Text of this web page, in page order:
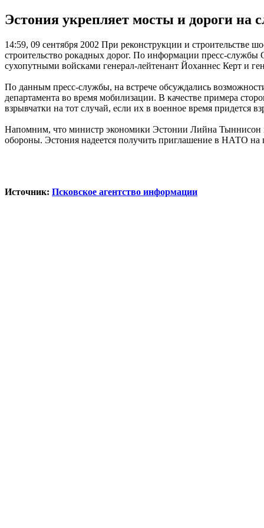
Эстония укрепляет мосты и дороги на
14:59, 09 сентября 2002 При реконструкции и строительстве
строительство рокадных дорог. По информации пресс-
сухопутными войсками генерал-лейтенант Йоханнес Керт и
По данным пресс-службы, на встрече обсуждались
департамента во время мобилизации. В качестве примера
взрывчатки на тот случай, если их в военное время придется
Напомним, что министр экономики Эстонии Лийна Тыннисон
обороны. Эстония надеется получить приглашение в НАТО на
Источник: Псковское агентство информации